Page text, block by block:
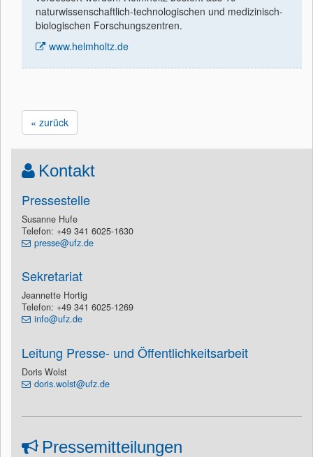
naturwissenschaftlich-technologischen und medizinisch-
biologischen Forschungszentren.
www.helmholtz.de
« zurück
Kontakt
Pressestelle
Susanne Hufe
Telefon: +49 341 6025-1630
presse@ufz.de
Sekretariat
Jeannette Hortig
Telefon: +49 341 6025-1269
info@ufz.de
Leitung Presse- und Öffentlichkeitsarbeit
Doris Wolst
doris.wolst@ufz.de
Pressemitteilungen